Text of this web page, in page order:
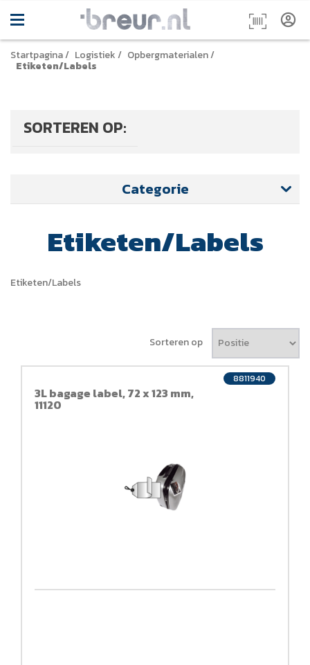
Startpagina/ Logistiek/ Opbergmaterialen/
Etiketen/Labels
SORTEREN OP:
Categorie
Etiketen/Labels
Etiketen/Labels
Sorteren op
3L bagage label, 72 x 123 mm,
11120
8811940